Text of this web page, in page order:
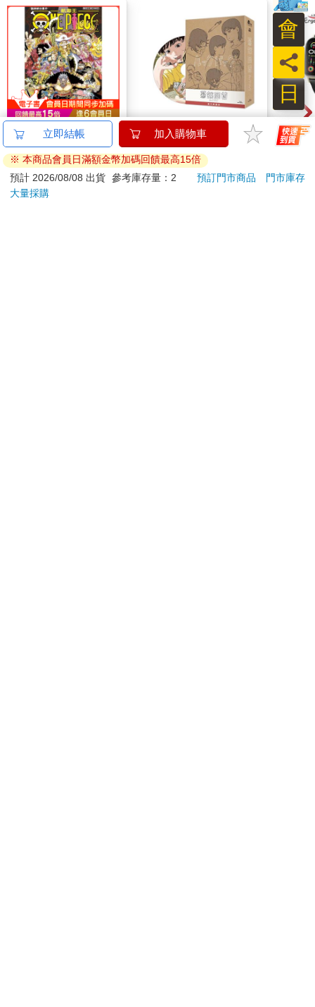
ONE PIECE航海王
(首刷限定版) 114
85 折 特價 123 元
加入購物車
驀然回首(藍光典藏版)
特價 1550 元
2.01
立即結帳 加入購物車
※ 本商品會員日滿額金幣加碼回饋最高15倍
預計 2026/08/08 出貨 參考庫存量：2 預訂門市商品
門市庫存
大量採購
日
員
會